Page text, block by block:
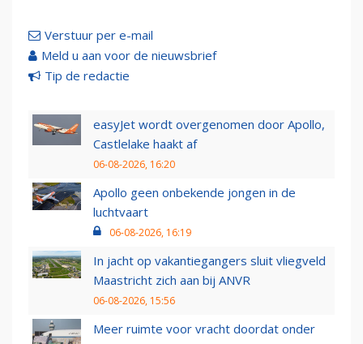
Verstuur per e-mail
Meld u aan voor de nieuwsbrief
Tip de redactie
easyJet wordt overgenomen door Apollo,
Castlelake haakt af
06-08-2026, 16:20
Apollo geen onbekende jongen in de
luchtvaart
06-08-2026, 16:19
In jacht op vakantiegangers sluit vliegveld
Maastricht zich aan bij ANVR
06-08-2026, 15:56
Meer ruimte voor vracht doordat onder